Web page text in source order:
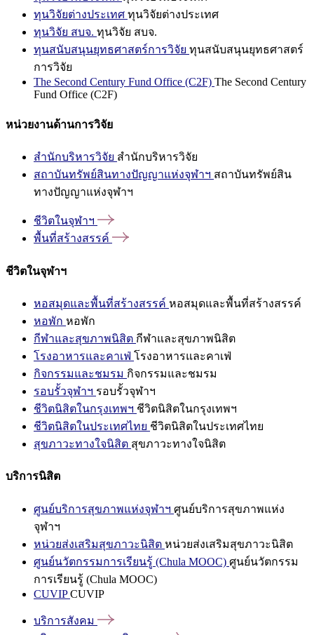
ทุนวิจัยต่างประเทศ ทุนวิจัยต่างประเทศ
ทุนวิจัย สบจ. ทุนวิจัย สบจ.
ทุนสนับสนุนยุทธศาสตร์การวิจัย ทุนสนับสนุนยุทธศาสตร์
การวิจัย
The Second Century Fund Office (C2F) The Second Century
Fund Office (C2F)
หน่วยงานด้านการวิจัย
สำนักบริหารวิจัย สำนักบริหารวิจัย
สถาบันทรัพย์สินทางปัญญาแห่งจุฬาฯ สถาบันทรัพย์สิน
ทางปัญญาแห่งจุฬาฯ
ชีวิตในจุฬาฯ
พื้นที่สร้างสรรค์
ชีวิตในจุฬาฯ
หอสมุดและพื้นที่สร้างสรรค์ หอสมุดและพื้นที่สร้างสรรค์
หอพัก หอพัก
กีฬาและสุขภาพนิสิต กีฬาและสุขภาพนิสิต
โรงอาหารและคาเฟ่ โรงอาหารและคาเฟ่
กิจกรรมและชมรม กิจกรรมและชมรม
รอบรั้วจุฬาฯ รอบรั้วจุฬาฯ
ชีวิตนิสิตในกรุงเทพฯ ชีวิตนิสิตในกรุงเทพฯ
ชีวิตนิสิตในประเทศไทย ชีวิตนิสิตในประเทศไทย
สุขภาวะทางใจนิสิต สุขภาวะทางใจนิสิต
บริการนิสิต
ศูนย์บริการสุขภาพแห่งจุฬาฯ ศูนย์บริการสุขภาพแห่ง
จุฬาฯ
หน่วยส่งเสริมสุขภาวะนิสิต หน่วยส่งเสริมสุขภาวะนิสิต
ศูนย์นวัตกรรมการเรียนรู้ (Chula MOOC) ศูนย์นวัตกรรม
การเรียนรู้ (Chula MOOC)
CUVIPCUVIP
บริการสังคม